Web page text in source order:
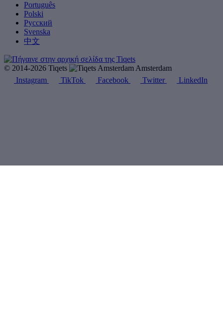
Português
Polski
Русский
Svenska
中文
© 2014-2026 Tiqets
Amsterdam
Instagram
TikTok Facebook Twitter LinkedIn